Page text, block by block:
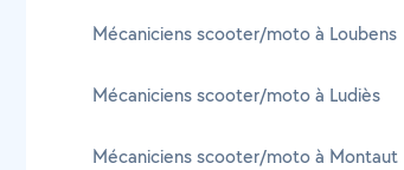
Mécaniciens scooter/moto à Loubens
Mécaniciens scooter/moto à Ludiès
Mécaniciens scooter/moto à Montaut